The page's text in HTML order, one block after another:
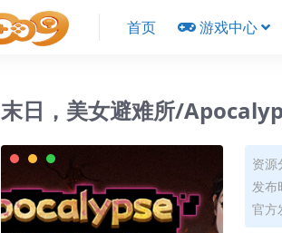
首页 游戏中心
末日，美女避难所/
资
发布
官方